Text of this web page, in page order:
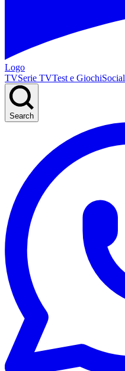
Logo
TVSerie TVTest e GiochiSocial
Search